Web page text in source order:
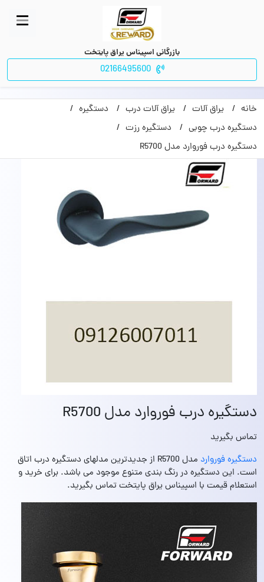
بازرگانی اسپیناس یراق پایتخت
02166495600
خانه یراق آلات یراق آلات درب
دستگیره
دستگیره درب چوبی
دستگیره رزت
دستگیره درب فوروارد مدل R5700
دستگیره درب فوروارد مدل R5700
تماس بگیرید
دستگیره فوروارد
مدل R5700 از جدیدترین مدلهای دستگیره درب اتاق
است. این دستگیره در رنگ بندی متنوع موجود می باشد. برای خرید و
استعلام قیمت با اسپیناس یراق پایتخت تماس بگیرید.